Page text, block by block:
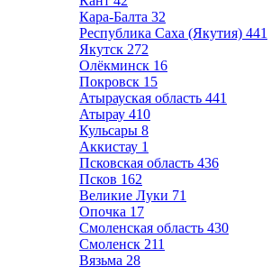
Кара-Балта 32
Республика Саха (Якутия) 441
Якутск 272
Олёкминск 16
Покровск 15
Атырауская область 441
Атырау 410
Кульсары 8
Аккистау 1
Псковская область 436
Псков 162
Великие Луки 71
Опочка 17
Смоленская область 430
Смоленск 211
Вязьма 28